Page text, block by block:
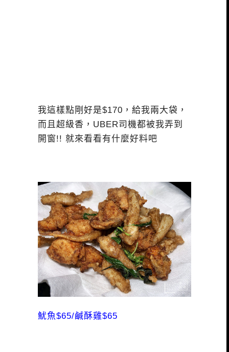
我這樣點剛好是$170，給我兩大袋，
而且超級香，UBER司機都被我弄到
開窗!! 就來看看有什麼好料吧
魷魚$65/鹹酥雞$65